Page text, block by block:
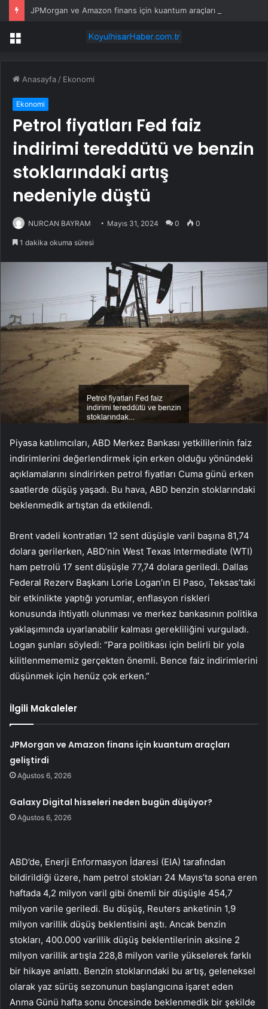
Menü
Anasayfa / Ekonomi
Ekonomi
Petrol fiyatları Fed faiz
indirimi tereddütü ve benzin
stoklarındaki artış
nedeniyle düştü
NURCAN BAYRAM Mayıs 31, 2024 0 0
1 dakika okuma süresi
Piyasa katılımcıları, ABD Merkez Bankası yetkililerinin faiz
indirimlerini değerlendirmek için erken olduğu yönündeki
açıklamalarını sindirirken petrol fiyatları Cuma günü erken
saatlerde düşüş yaşadı. Bu hava, ABD benzin stoklarındaki
beklenmedik artıştan da etkilendi.
Brent vadeli kontratları 12 sent düşüşle varil başına 81,74
dolara gerilerken, ABD’nin West Texas Intermediate (WTI)
ham petrolü 17 sent düşüşle 77,74 dolara geriledi. Dallas
Federal Rezerv Başkanı Lorie Logan’ın El Paso, Teksas’taki
bir etkinlikte yaptığı yorumlar, enflasyon riskleri
konusunda ihtiyatlı olunması ve merkez bankasının politika
yaklaşımında uyarlanabilir kalması gerekliliğini vurguladı.
Logan şunları söyledi: “Para politikası için belirli bir yola
kilitlenmememiz gerçekten önemli. Bence faiz indirimlerini
düşünmek için henüz çok erken.”
İlgili Makaleler
JPMorgan ve Amazon finans için kuantum araçları
geliştirdi
Ağustos 6, 2026
Galaxy Digital hisseleri neden bugün düşüyor?
Ağustos 6, 2026
ABD’de, Enerji Enformasyon İdaresi (EIA) tarafından
bildirildiği üzere, ham petrol stokları 24 Mayıs’ta sona eren
haftada 4,2 milyon varil gibi önemli bir düşüşle 454,7
milyon varile geriledi. Bu düşüş, Reuters anketinin 1,9
milyon varillik düşüş beklentisini aştı. Ancak benzin
stokları, 400.000 varillik düşüş beklentilerinin aksine 2
milyon varillik artışla 228,8 milyon varile yükselerek farklı
bir hikaye anlattı. Benzin stoklarındaki bu artış, geleneksel
olarak yaz sürüş sezonunun başlangıcına işaret eden
Anma Günü hafta sonu öncesinde beklenmedik bir şekilde